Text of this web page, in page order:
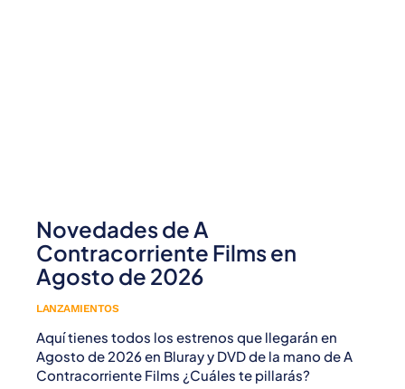
Novedades de A
Contracorriente Films en
Agosto de 2026
LANZAMIENTOS
Aquí tienes todos los estrenos que llegarán en
Agosto de 2026 en Bluray y DVD de la mano de A
Contracorriente Films ¿Cuáles te pillarás?